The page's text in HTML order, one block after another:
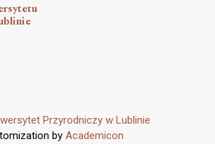
Przyrodniczy w Lublinie
by Academicon